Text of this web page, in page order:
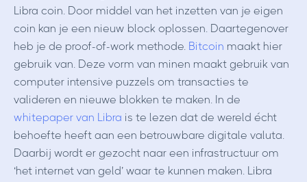
Libra coin. Door middel van het inzetten van je eigen
coin kan je een nieuw block oplossen. Daartegenover
heb je de proof-of-work methode. Bitcoin maakt hier
gebruik van. Deze vorm van minen maakt gebruik van
computer intensive puzzels om transacties te
valideren en nieuwe blokken te maken. In de
whitepaper van Libra is te lezen dat de wereld écht
behoefte heeft aan een betrouwbare digitale valuta.
Daarbij wordt er gezocht naar een infrastructuur om
‘het internet van geld’ waar te kunnen maken. Libra